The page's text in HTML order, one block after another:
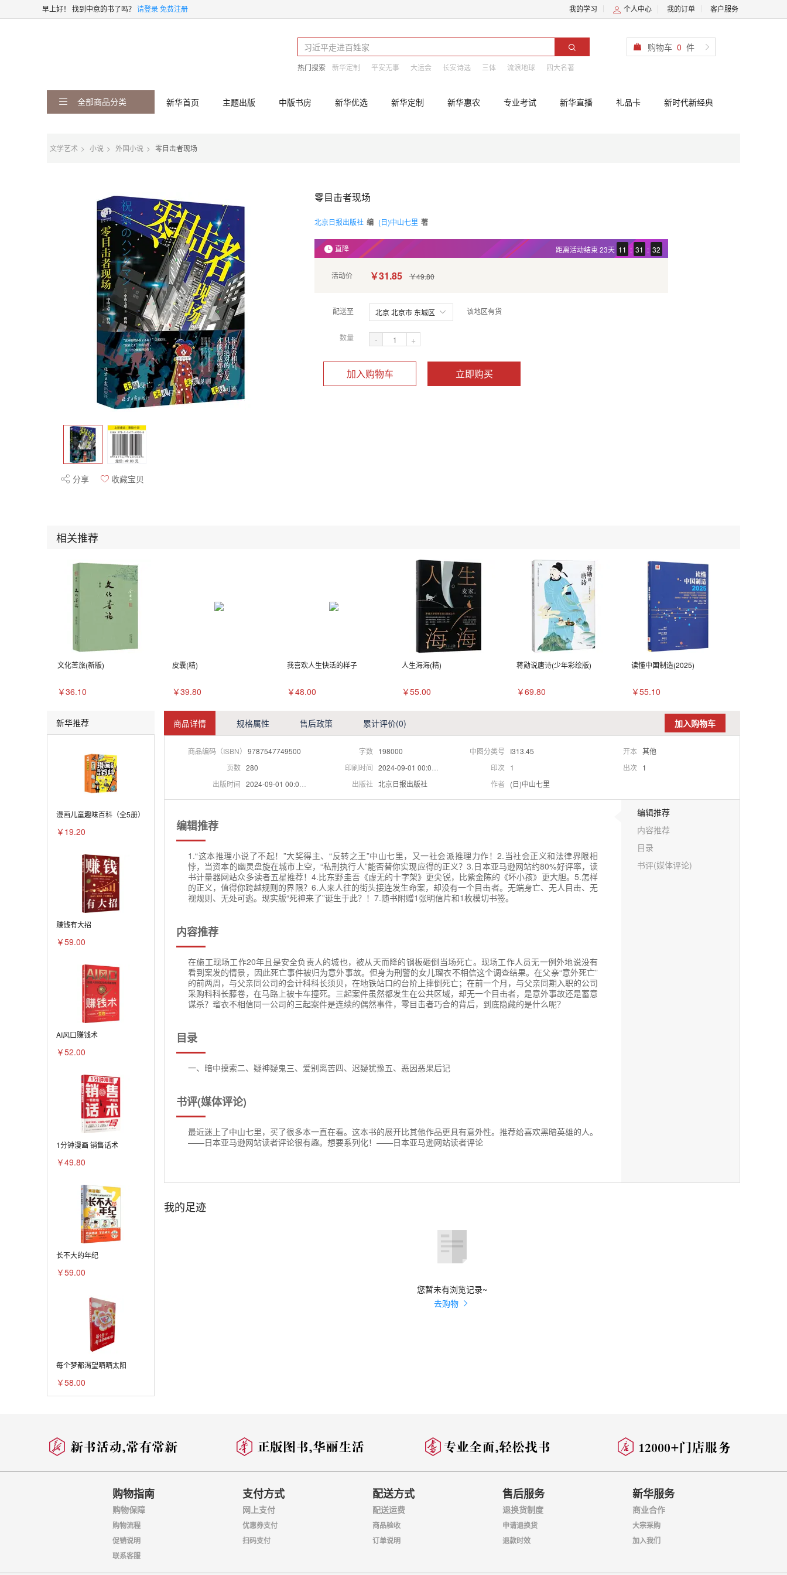
早上好！ 找到中意的书了吗？ 请登录免费注册 我的学习 个人中心 我的订单 客户服务
热门搜索 新华定制 平安无事 大运会 长安诗选 三体 流浪地球 四大名著
购物车 0 件
全部商品分类 新华首页 主题出版 中版书房 新华优选 新华定制 新华惠农 专业考试 新华直播 礼品卡 新时代新经典
文学艺术 小说 外国小说 零目击者现场
分享 收藏宝贝
零目击者现场
北京日报出版社 编 (日)中山七里 著
直降 距离活动结束 23天 11 : 31 : 32
活动价 ￥31.85 ￥49.80
配送至 北京 北京市 东城区 该地区有货
数量 - +
加入购物车 立即购买
相关推荐
文化苦旅(新版)
￥36.10
皮囊(精)
￥39.80
我喜欢人生快活的样子
￥48.00
人生海海(精)
￥55.00
蒋勋说唐诗(少年彩绘版)
￥69.80
读懂中国制造(2025)
￥55.10
新华推荐
漫画儿童趣味百科（全5册）
￥19.20
赚钱有大招
￥59.00
AI风口赚钱术
￥52.00
1分钟漫画 销售话术
￥49.80
长不大的年纪
￥59.00
每个梦都渴望晒晒太阳
￥58.00
商品详情 规格属性 售后政策 累计评价(0) 加入购物车
商品编码（ISBN） 9787547749500 字数 198000 中图分类号 I313.45 开本 其他
页数 280 印刷时间 2024-09-01 00:00:00 印次 1 出次
1
出版时间 2024-09-01 00:00:00 出版社 北京日报出版社 作者 (日)中山七里
编辑推荐
1.“这本推理小说了不起！”大奖得主、“反转之王”中山七里，又一社会派推理力作！2.当社会正义和法律界限相
悖，当资本的幽灵盘旋在城市上空，“私刑执行人”能否替你实现应得的正义？3.日本亚马逊网站约80%好评率，读
书计量器网站众多读者五星推荐！4.比东野圭吾《虚无的十字架》更尖锐，比紫金陈的《坏小孩》更大胆。5.怎样
的正义，值得你跨越规则的界限？6.人来人往的街头接连发生命案，却没有一个目击者。无端身亡、无人目击、无
视规则、无处可逃。现实版“死神来了”诞生于此？！7.随书附赠1张明信片和1枚模切书签。
内容推荐
在施工现场工作20年且是安全负责人的城也，被从天而降的钢板砸倒当场死亡。现场工作人员无一例外地说没有
看到案发的情景，因此死亡事件被归为意外事故。但身为刑警的女儿瑠衣不相信这个调查结果。在父亲“意外死亡”
的前两周，与父亲同公司的会计科科长须贝，在地铁站口的台阶上摔倒死亡；在前一个月，与父亲同期入职的公司
采购科科长藤卷，在马路上被卡车撞死。三起案件虽然都发生在公共区域，却无一个目击者，是意外事故还是蓄意
谋杀？瑠衣不相信同一公司的三起案件是连续的偶然事件，零目击者巧合的背后，到底隐藏的是什么呢？
目录
一、暗中摸索二、疑神疑鬼三、爱别离苦四、迟疑犹豫五、恶因恶果后记
书评(媒体评论)
最近迷上了中山七里，买了很多本一直在看。这本书的展开比其他作品更具有意外性。推荐给喜欢黑暗英雄的人。
——日本亚马逊网站读者评论很有趣。想要系列化！——日本亚马逊网站读者评论
编辑推荐
内容推荐
目录
书评(媒体评论)
我的足迹
您暂未有浏览记录~
去购物
购物指南
购物保障
购物流程
促销说明
联系客服
支付方式
网上支付
优惠券支付
扫码支付
配送方式
配送运费
商品验收
订单说明
售后服务
退换货制度
申请退换货
退款时效
新华服务
商业合作
大宗采购
加入我们